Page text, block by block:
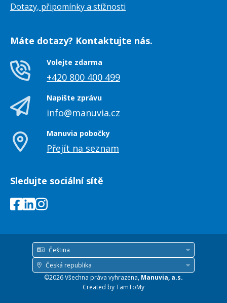
Dotazy, připomínky a stížnosti
Máte dotazy? Kontaktujte nás.
Volejte zdarma
+420 800 400 499
Napište zprávu
info@manuvia.cz
Manuvia pobočky
Přejít na seznam
Sledujte sociální sítě
Čeština
Jazyk
Česká republika
Země
©2026 Všechna práva vyhrazena, Manuvia, a.s.
Created byTamToMy